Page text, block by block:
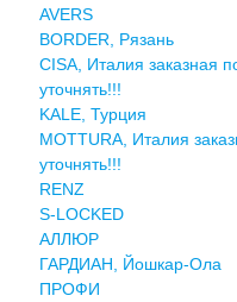
AVERS
BORDER, Рязань
CISA, Италия заказная
уточнять!!!
KALE, Турция
MOTTURA, Италия
уточнять!!!
RENZ
S-LOCKED
АЛЛЮР
ГАРДИАН, Йошкар-Ола
ПРОФИ